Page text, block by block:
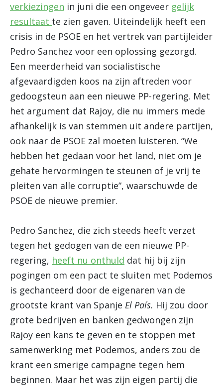
verkiezingen in juni die een ongeveer gelijk
resultaat te zien gaven. Uiteindelijk heeft een
crisis in de PSOE en het vertrek van partijleider
Pedro Sanchez voor een oplossing gezorgd.
Een meerderheid van socialistische
afgevaardigden koos na zijn aftreden voor
gedoogsteun aan een nieuwe PP-regering. Met
het argument dat Rajoy, die nu immers mede
afhankelijk is van stemmen uit andere partijen,
ook naar de PSOE zal moeten luisteren. “We
hebben het gedaan voor het land, niet om je
gehate hervormingen te steunen of je vrij te
pleiten van alle corruptie”, waarschuwde de
PSOE de nieuwe premier.
Pedro Sanchez, die zich steeds heeft verzet
tegen het gedogen van de een nieuwe PP-
regering, heeft nu onthuld dat hij bij zijn
pogingen om een pact te sluiten met Podemos
is gechanteerd door de eigenaren van de
grootste krant van Spanje El País. Hij zou door
grote bedrijven en banken gedwongen zijn
Rajoy een kans te geven en te stoppen met
samenwerking met Podemos, anders zou de
krant een smerige campagne tegen hem
beginnen. Maar het was zijn eigen partij die